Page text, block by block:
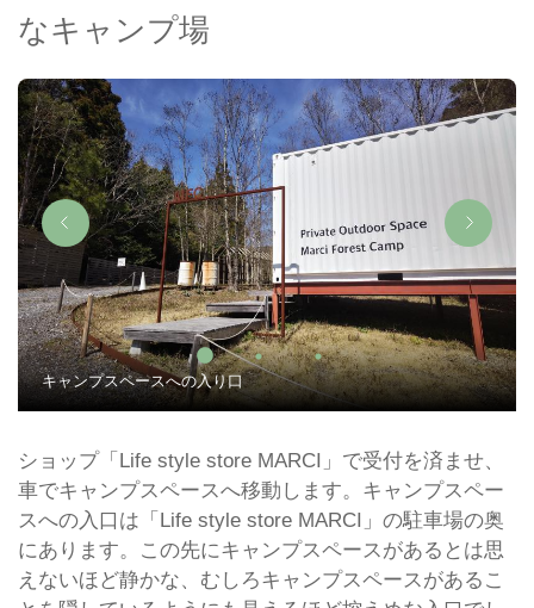
なキャンプ場
キャンプスペースへの入り口
ショップ「Life style store MARCI」で受付を済ませ、
車でキャンプスペースへ移動します。キャンプスペー
スへの入口は「Life style store MARCI」の駐車場の奥
にあります。この先にキャンプスペースがあるとは思
えないほど静かな、むしろキャンプスペースがあるこ